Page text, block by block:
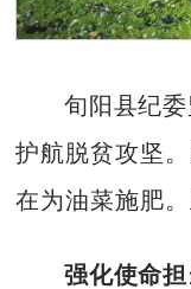
旬阳县纪
护航脱贫攻坚
在为油菜施肥
强化使命担